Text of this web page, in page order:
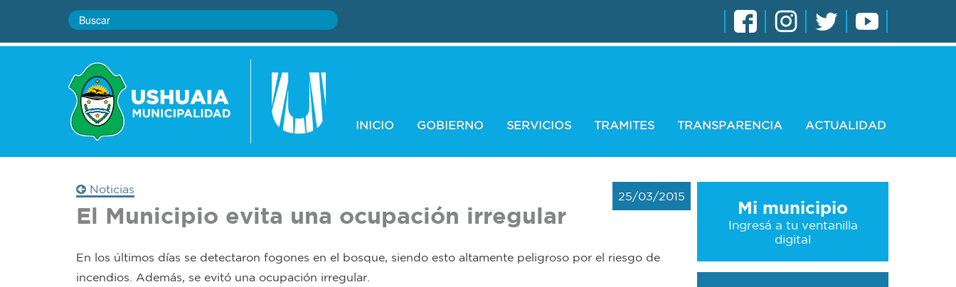
INICIO GOBIERNO SERVICIOS TRAMITES TRANSPARENCIA ACTUALIDAD
Noticias
25/03/2015
El Municipio evita una ocupación irregular
En los últimos días se detectaron fogones en el bosque, siendo esto altamente peligroso por el riesgo de
incendios. Además, se evitó una ocupación irregular.
Mi municipio
Ingresá a tu ventanilla
digital